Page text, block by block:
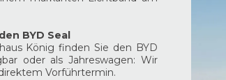
BYD Seal
König finden Sie den BYD
oder als Jahreswagen: Wir
Vorführtermin.